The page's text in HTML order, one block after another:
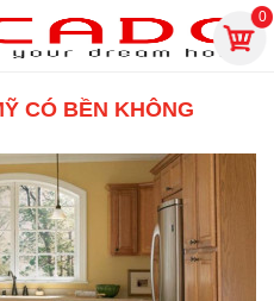
0
CÓ BỀN KHÔNG